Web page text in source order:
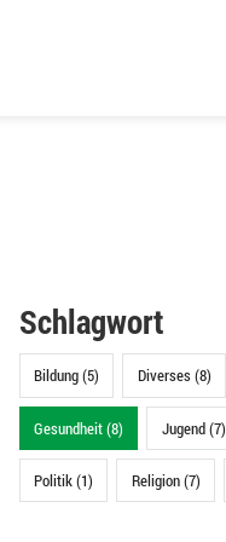
Schlagwort
Bildung (5) Diverses (8)
Gesundheit (8) Jugend (7)
Politik (1) Religion (7)